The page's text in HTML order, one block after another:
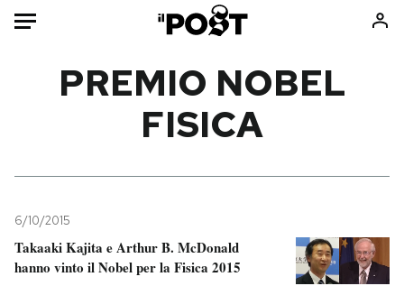
Mondo
Tecnologia
Internet
Libri
Ok Boomer!
PREMIO NOBEL
FISICA
6/10/2015
Takaaki Kajita e Arthur B. McDonald
hanno vinto il Nobel per la Fisica 2015